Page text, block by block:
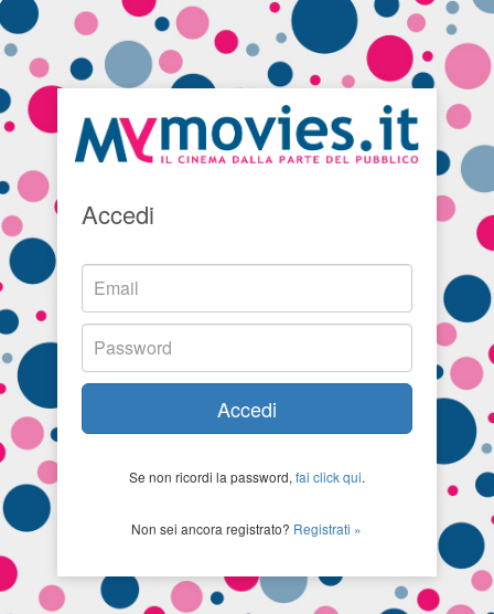
Accedi
Accedi
Se non ricordi la password, fai click qui.
Non sei ancora registrato? Registrati »